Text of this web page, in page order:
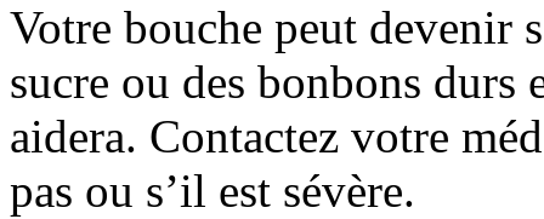
Votre bouche peut devenir
sucre ou des bonbons durs
aidera. Contactez votre
pas ou s’il est sévère.